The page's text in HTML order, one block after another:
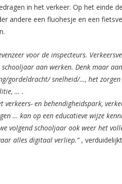
in het verkeer. Op het einde
andere een fluohesje en een
voor de inspecteurs.
aan werken. Denk maar
gordeldracht/ snelheid/…, het
… .
en behendigheidspark,
… kan op een educatieve wijze
volgend schooljaar ook weer het
alles digitaal verliep.”,